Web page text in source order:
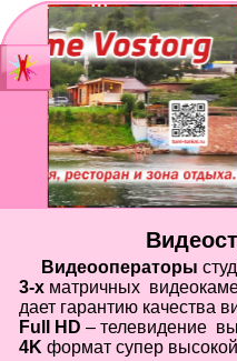
Главная
Шоу-группа
Видеостудия
Фотостудия
Прайс
Контакты
Видеооператоры
3-х матричных
дает гарантию качества
Full HD – телевидение
4K формат супер высокой